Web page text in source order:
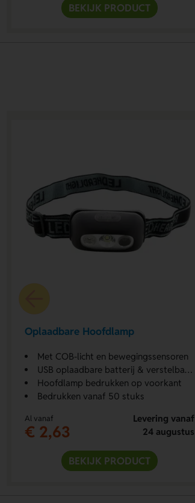
BEKIJK PRODUCT
Oplaadbare Hoofdlamp
Met COB-licht en bewegingssensoren
USB oplaadbare batterij & verstelbare riem
Hoofdlamp bedrukken op voorkant
Bedrukken vanaf 50 stuks
Al vanaf
€ 2,63
Levering vanaf
24 augustus
BEKIJK PRODUCT